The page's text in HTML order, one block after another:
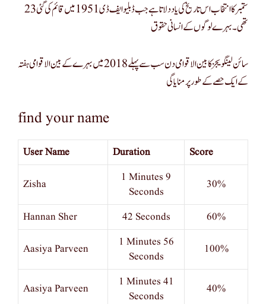
23 ستمبر کا انتخاب اس تاریخ کی یاد دلاتا ہے جب ڈبلیو ایف ڈی 1951 میں قائم کی گئی
تھی۔ بہرے لوگوں کے انسانی حقوق
سائن لینگویجز کا بین الاقوامی دن سب سے پہلے 2018 میں بہرے کے بین الاقوامی ہفتہ
کے ایک حصے کے طور پر منایا گی
find your name
User Name Duration Score
Zisha
1 Minutes 9
Seconds
30%
Hannan Sher 42 Seconds 60%
Aasiya Parveen
1 Minutes 56
Seconds
100%
Aasiya Parveen
1 Minutes 41
Seconds
40%